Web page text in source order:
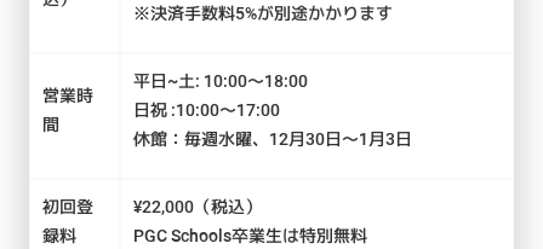
※決済手数料5%が別途かかります
営業時
間
平日~土: 10:00〜18:00
日祝 :10:00〜17:00
休館：毎週水曜、12月30日〜1月3日
初回登
録料
¥22,000（税込）
PGC Schools卒業生は特別無料